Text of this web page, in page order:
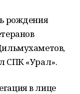
рождения
СПК «Урал».
в лице